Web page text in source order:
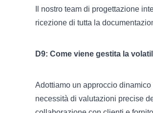
Il nostro team di progettazione
ricezione di tutta la
D9: Come viene gestita la
Adottiamo un approccio
necessità di valutazioni precise